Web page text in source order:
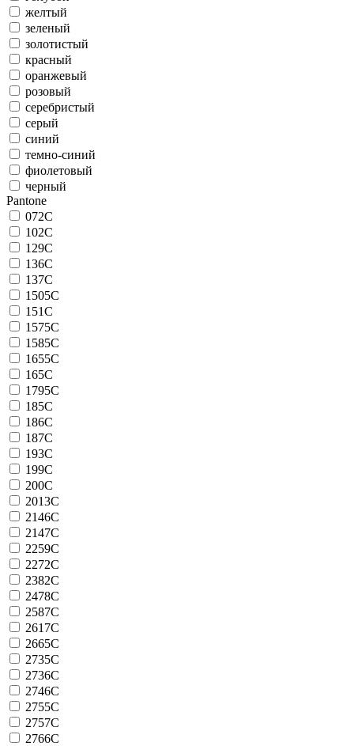
желтый
зеленый
золотистый
красный
оранжевый
розовый
серебристый
серый
синий
темно-синий
фиолетовый
черный
Pantone
072C
102C
129C
136C
137C
1505C
151C
1575C
1585C
1655C
165C
1795C
185C
186C
187C
193C
199C
200C
2013C
2146C
2147C
2259C
2272C
2382C
2478C
2587C
2617C
2665C
2735C
2736C
2746C
2755C
2757C
2766C